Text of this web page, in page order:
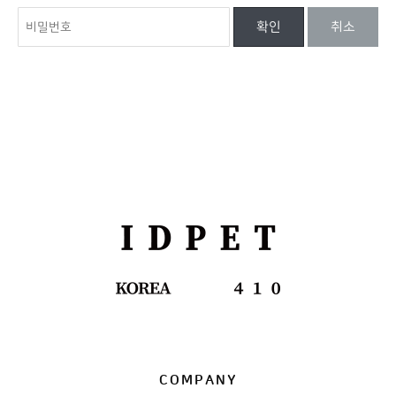
확인 취소
COMPANY